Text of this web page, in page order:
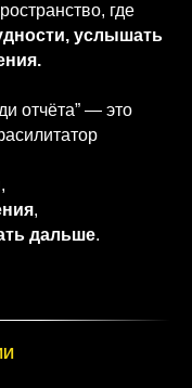
где
услышать
отчёта” — это
,
,
дальше.